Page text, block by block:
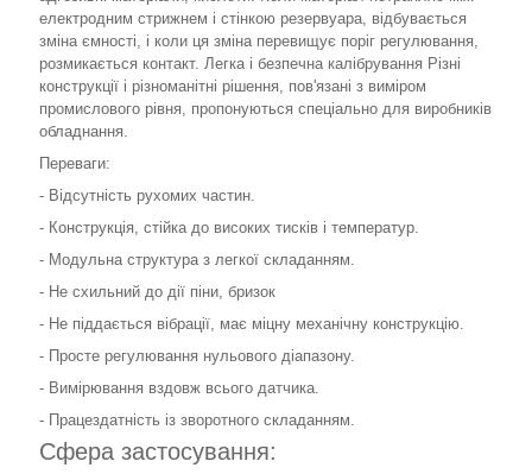
електродним стрижнем і стінкою резервуара, відбувається
зміна ємності, і коли ця зміна перевищує поріг регулювання,
розмикається контакт. Легка і безпечна калібрування Різні
конструкції і різноманітні рішення, пов'язані з виміром
промислового рівня, пропонуються спеціально для виробників
обладнання.
Переваги:
- Відсутність рухомих частин.
- Конструкція, стійка до високих тисків і температур.
- Модульна структура з легкої складанням.
- Не схильний до дії піни, бризок
- Не піддається вібрації, має міцну механічну конструкцію.
- Просте регулювання нульового діапазону.
- Вимірювання вздовж всього датчика.
- Працездатність із зворотного складанням.
Сфера застосування: